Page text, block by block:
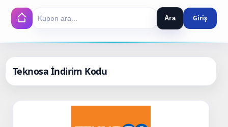
Search Ara
Teknosa İndirim Kodu